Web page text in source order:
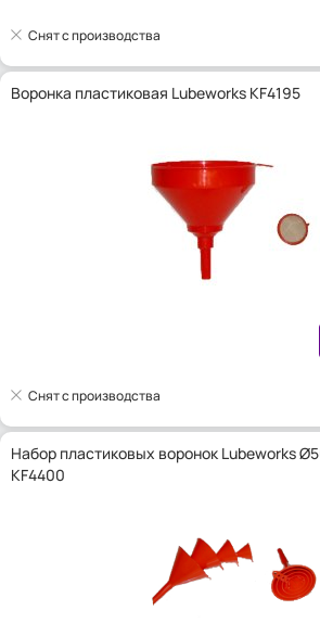
Снят с производства
Воронка пластиковая Lubeworks KF4195
Снят с производства
Набор пластиковых воронок Lubeworks
KF4400